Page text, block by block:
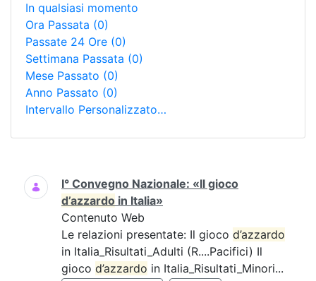
In qualsiasi momento
Ora Passata (0)
Passate 24 Ore (0)
Settimana Passata (0)
Mese Passato (0)
Anno Passato (0)
Intervallo Personalizzato…
Ricerca
I° Convegno Nazionale: «Il gioco
d’azzardo in Italia»
Contenuto Web
Le relazioni presentate: Il gioco d’azzardo
in Italia_Risultati_Adulti (R....Pacifici) Il
gioco d’azzardo in Italia_Risultati_Minori...